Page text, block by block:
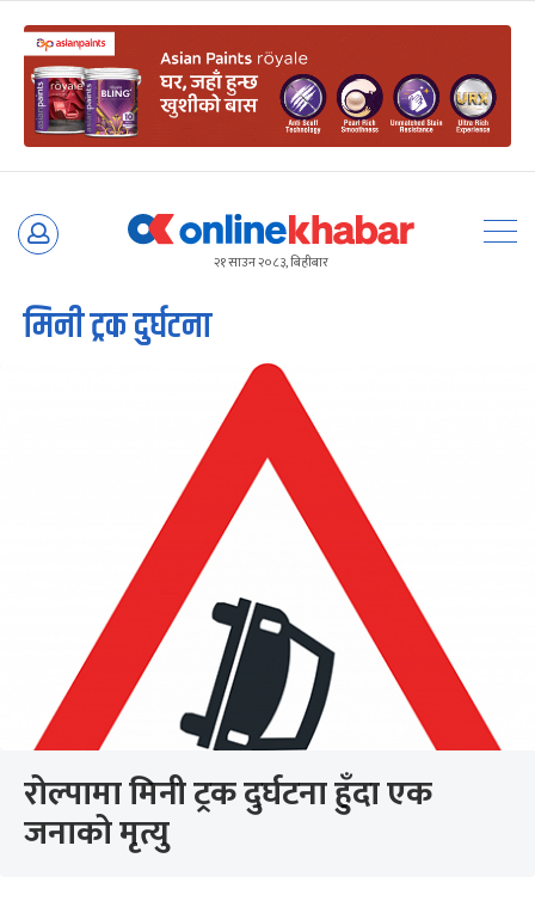
Skip
२१ साउन २०८३, बिहीबार
मिनी ट्रक दुर्घटना
रोल्पामा मिनी ट्रक दुर्घटना हुँदा एक
जनाको मृत्यु